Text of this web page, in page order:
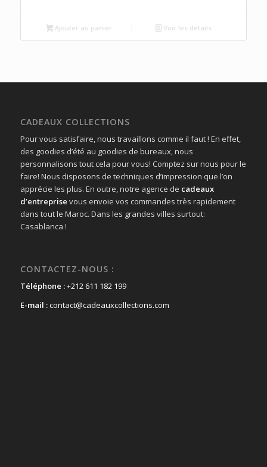
Ajouter au panier Voir les détails
CADEAUX COLLECTIONS
Pour vous satisfaire, nous travaillons comme il faut ! En effet,
des goodies d’été au goodies de bureaux, nous
personnalisons tout cela pour vous! Comptez sur nous pour le
faire! Nous disposons de techniques d’impression que l’on
apprécie les plus. En outre, notre agence de cadeaux
d’entreprise vous envoie vos commandes très rapidement
dans tout le Maroc. Dans les grandes villes surtout:
Casablanca !
CONTACTEZ-NOUS :
Téléphone :+212 611 182 199
E-mail :contact@cadeauxcollections.com